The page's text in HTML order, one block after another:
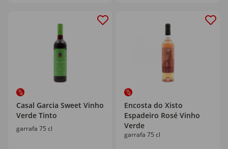
Casal Garcia Sweet Vinho
Verde Tinto
garrafa 75 cl
Encosta do Xisto
Espadeiro Rosé Vinho
Verde
garrafa 75 cl